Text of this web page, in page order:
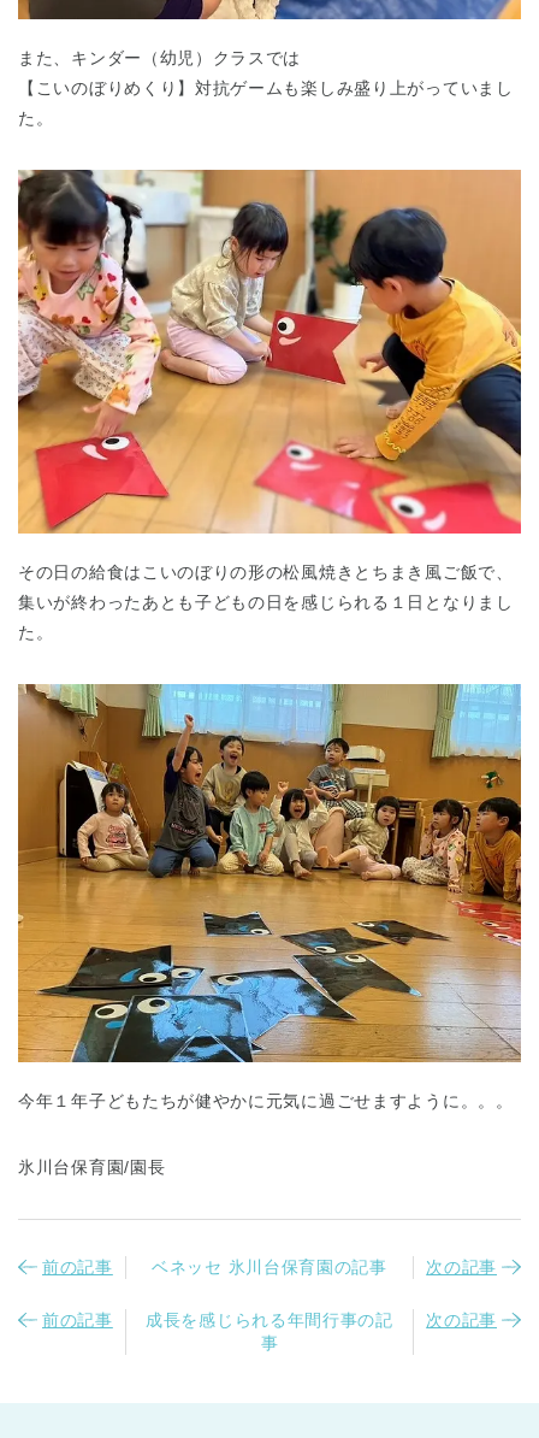
また、キンダー（幼児）クラスでは
【こいのぼりめくり】対抗ゲームも楽しみ盛り上がっていまし
た。
その日の給食はこいのぼりの形の松風焼きとちまき風ご飯で、
集いが終わったあとも子どもの日を感じられる１日となりまし
た。
今年１年子どもたちが健やかに元気に過ごせますように。。。
氷川台保育園/園長
前の記事 ベネッセ 氷川台保育園の記事 次の記事
前の記事
成長を感じられる年間行事の記
事
次の記事